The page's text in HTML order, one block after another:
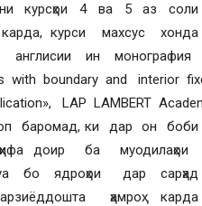
курсҳои 4 ва 5 аз соли
курси махсус хонда
ин монография
with boundary and interior
LAP LAMBERT
баромад, ки дар он боби
доир ба муодилаҳои
бо ядроҳои дар сарҳад
ҳамроҳ карда